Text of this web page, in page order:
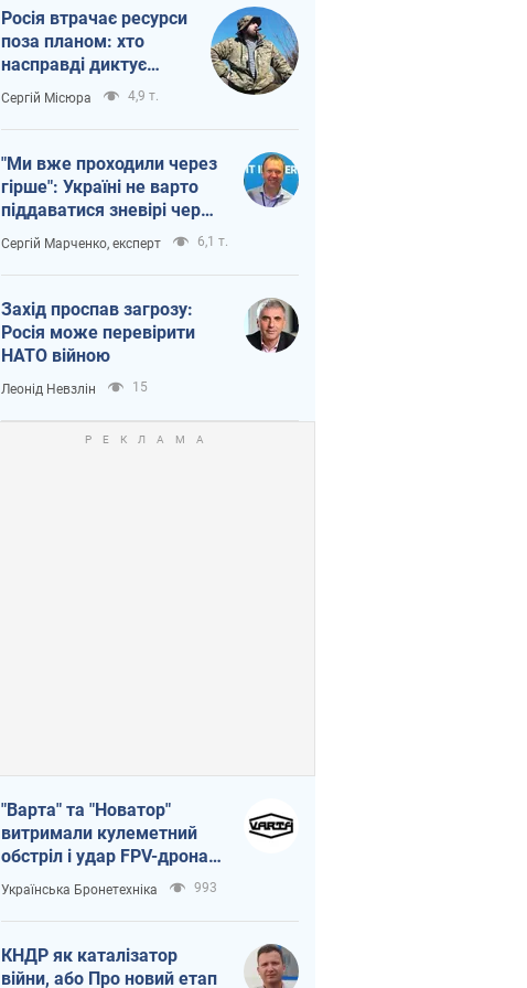
Росія втрачає ресурси
поза планом: хто
насправді диктує
темп війни
Сергій Місюра 4,9 т.
"Ми вже проходили через
гірше": Україні не варто
піддаватися зневірі через
ракетний терор
Сергій Марченко, експерт 6,1 т.
Захід проспав загрозу:
Росія може перевірити
НАТО війною
Леонід Невзлін 15
"Варта" та "Новатор"
витримали кулеметний
обстріл і удар FPV-дрона,
врятувавши життя
офіцеру ЗСУ
Українська Бронетехніка 993
КНДР як каталізатор
війни, або Про новий етап